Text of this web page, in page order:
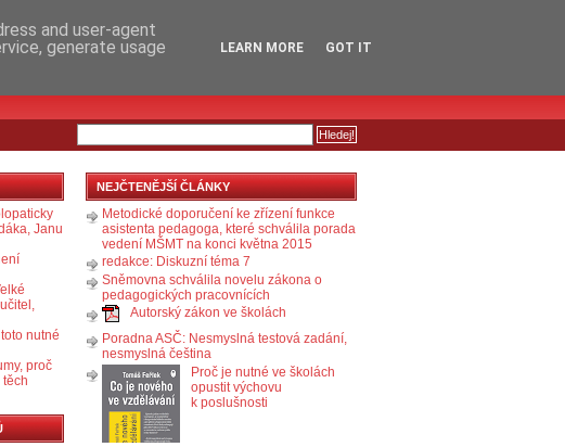
Janu
nutné
proč
NEJČTENĚJŠÍ ČLÁNKY
Metodické doporučení ke zřízení funkce
asistenta pedagoga, které schválila porada
vedení MŠMT na konci května 2015
redakce: Diskuzní téma 7
Sněmovna schválila novelu zákona o
pedagogických pracovnících
Autorský zákon ve školách
Poradna ASČ: Nesmyslná testová zadání,
nesmyslná čeština
Proč je nutné ve školách
opustit výchovu
k poslušnosti
and user-agent
generate usage
LEARN MORE GOT IT